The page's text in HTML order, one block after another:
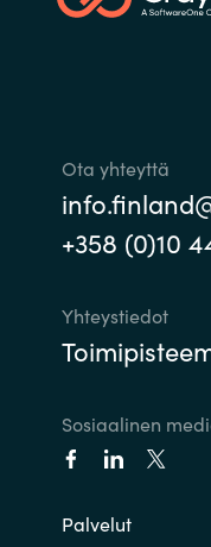
Ota yhteyttä
+358 (0)10
Yhteystiedot
Sosiaalinen
Palvelut